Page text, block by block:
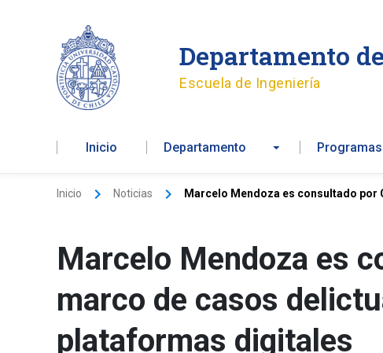
Departamento
Escuela de Ingeniería
Inicio Departamento Programas
Inicio Noticias Marcelo Mendoza es consultado
Marcelo Mendoza es
marco de casos
plataformas digitales